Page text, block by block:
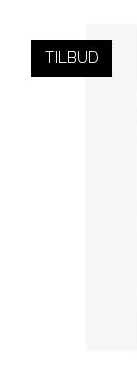
TILBUD